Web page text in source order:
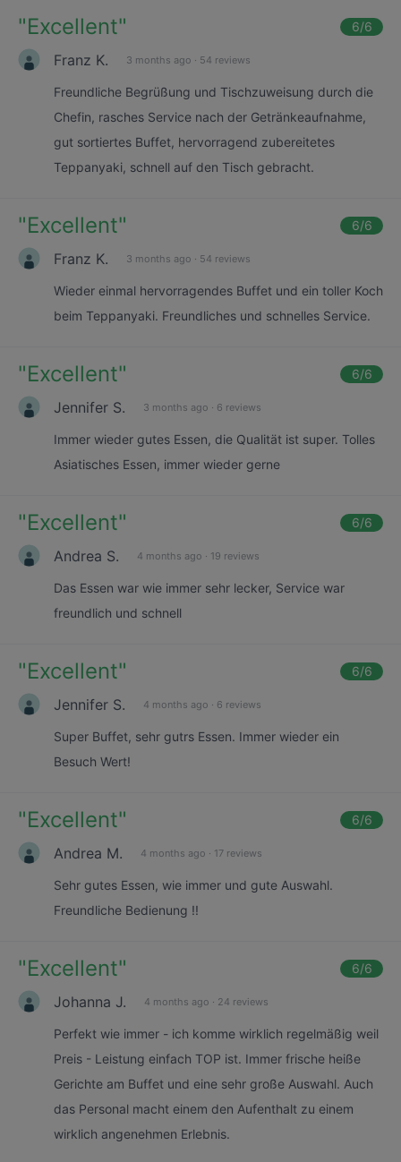
"Excellent" 6/6
Franz K. 3 months ago · 54 reviews
Freundliche Begrüßung und Tischzuweisung durch die
Chefin, rasches Service nach der Getränkeaufnahme,
gut sortiertes Buffet, hervorragend zubereitetes
Teppanyaki, schnell auf den Tisch gebracht.
"Excellent" 6/6
Franz K. 3 months ago · 54 reviews
Wieder einmal hervorragendes Buffet und ein toller Koch
beim Teppanyaki. Freundliches und schnelles Service.
"Excellent" 6/6
Jennifer S. 3 months ago · 6 reviews
Immer wieder gutes Essen, die Qualität ist super. Tolles
Asiatisches Essen, immer wieder gerne
"Excellent" 6/6
Andrea S. 4 months ago · 19 reviews
Das Essen war wie immer sehr lecker, Service war
freundlich und schnell
"Excellent" 6/6
Jennifer S. 4 months ago · 6 reviews
Super Buffet, sehr gutrs Essen. Immer wieder ein
Besuch Wert!
"Excellent" 6/6
Andrea M. 4 months ago · 17 reviews
Sehr gutes Essen, wie immer und gute Auswahl.
Freundliche Bedienung !!
"Excellent" 6/6
Johanna J. 4 months ago · 24 reviews
Perfekt wie immer - ich komme wirklich regelmäßig weil
Preis - Leistung einfach TOP ist. Immer frische heiße
Gerichte am Buffet und eine sehr große Auswahl. Auch
das Personal macht einem den Aufenthalt zu einem
wirklich angenehmen Erlebnis.